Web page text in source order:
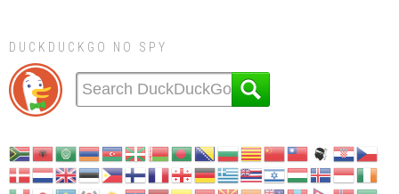
DUCKDUCKGO NO SPY